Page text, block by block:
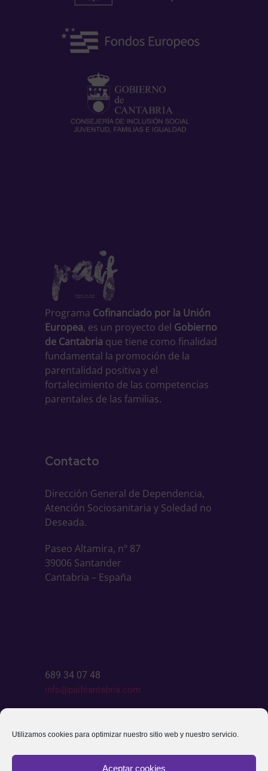
Utilizamos cookies para optimizar nuestro sitio web y nuestro servicio.
Aceptar cookies
Programa Cofinanciado por la Unión
Europea, es un proyecto del Gobierno
de Cantabria que tiene como finalidad
fundamental la promoción de la
parentalidad positiva y el
fortalecimiento de las competencias
parentales de las familias.
Contacto
Dirección General de Dependencia,
Atención Sociosanitaria y Soledad no
Deseada.
Paseo Altamira, nº 87
39006 Santander
Cantabria – España
689 34 07 48
info@paifcantabria.com